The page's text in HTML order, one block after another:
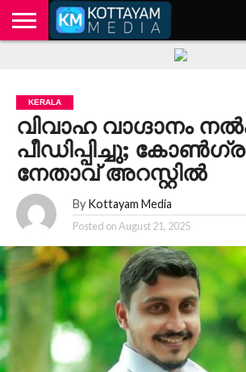
KERALA
വിവാഹ വാഗ്ദാനം
പീഡിപ്പിച്ചു;
നേതാവ് അറസ്റ്റില്‍
By Kottayam Media
Posted onAugust 21, 2025